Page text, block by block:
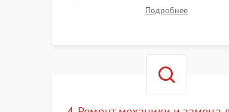
объектива и окуляра. Тестирование
Подробнее